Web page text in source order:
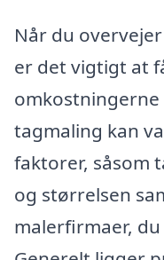
Når du
er det vigtigt at
tagmaling kan
faktorer, såsom
og størrelsen
malerfirmaer,